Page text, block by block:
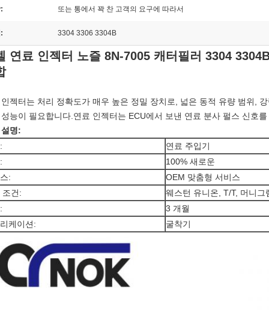
또는 통에서 꽉 찬 고객의 요구에 따라서
3304 3306 3304B
연료 인젝터 노즐 8N-7005 캐터필러 3304
젝터는 처리 정확도가 매우 높은 정밀 장치로, 넓은 동적 유량 범위,
능이 필요합니다.연료 인젝터는 ECU에서 보낸 연료 분사 펄스 신호
명:
연료 주입기
100% 새로운
:
OEM 맞춤형 서비스
조건:
웨스턴 유니온, T/T, 머니그
3 개월
케이션:
굴착기